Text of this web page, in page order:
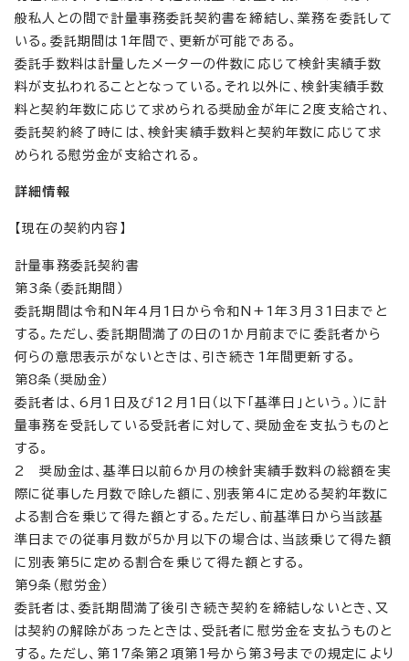
般私人との間で計量事務委託契約書を締結し、業務を委託して
いる。委託期間は1年間で、更新が可能である。
委託手数料は計量したメーターの件数に応じて検針実績手数
料が支払われることとなっている。それ以外に、検針実績手数
料と契約年数に応じて求められる奨励金が年に2度支給され、
委託契約終了時には、検針実績手数料と契約年数に応じて求
められる慰労金が支給される。
詳細情報
【現在の契約内容】
計量事務委託契約書
第3条（委託期間）
委託期間は令和N年4月1日から令和N+1年3月31日までと
する。ただし、委託期間満了の日の1か月前までに委託者から
何らの意思表示がないときは、引き続き1年間更新する。
第8条（奨励金）
委託者は、6月1日及び12月1日（以下「基準日」という。）に計
量事務を受託している受託者に対して、奨励金を支払うものと
する。
2 奨励金は、基準日以前6か月の検針実績手数料の総額を実
際に従事した月数で除した額に、別表第4に定める契約年数に
よる割合を乗じて得た額とする。ただし、前基準日から当該基
準日までの従事月数が5か月以下の場合は、当該乗じて得た額
に別表第5に定める割合を乗じて得た額とする。
第9条（慰労金）
委託者は、委託期間満了後引き続き契約を締結しないとき、又
は契約の解除があったときは、受託者に慰労金を支払うものと
する。ただし、第17条第2項第1号から第3号までの規定により